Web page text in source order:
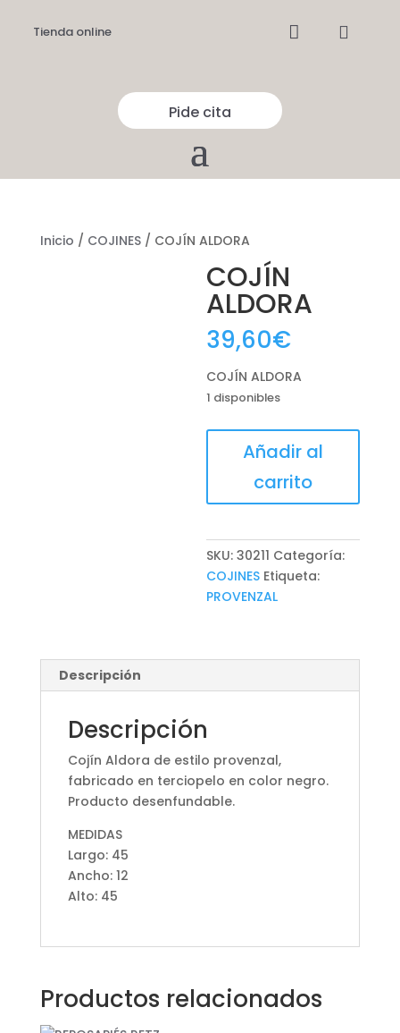
Tienda online  
Pide cita
Inicio / COJINES/ COJÍN ALDORA
COJÍN
ALDORA
39,60€
COJÍN ALDORA
1 disponibles
ALDORA
cantidad
Añadir al
carrito
SKU:30211 Categoría:
COJINES Etiqueta:
PROVENZAL
Descripción
Descripción
Cojín Aldora de estilo provenzal,
fabricado en terciopelo en color negro.
Producto desenfundable.
MEDIDAS
Largo: 45
Ancho: 12
Alto: 45
Productos relacionados